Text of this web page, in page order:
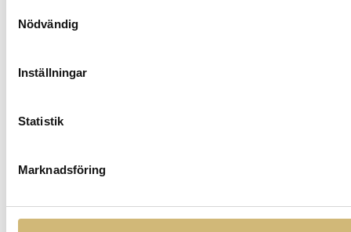
Nödvändig
Inställningar
Statistik
Marknadsföring